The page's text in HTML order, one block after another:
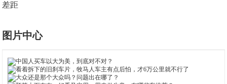
差距
图片中心